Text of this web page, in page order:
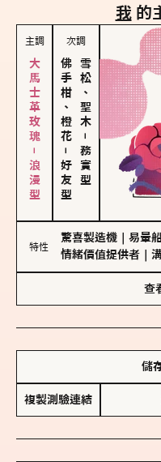
我 的
主調
大馬士革玫瑰－浪漫型
次調
佛手柑、橙花
－
好友型
雪松、聖木
－
務實型
特性
驚喜製造機 易暈
情緒價值提供者
查
儲
複製測驗連結